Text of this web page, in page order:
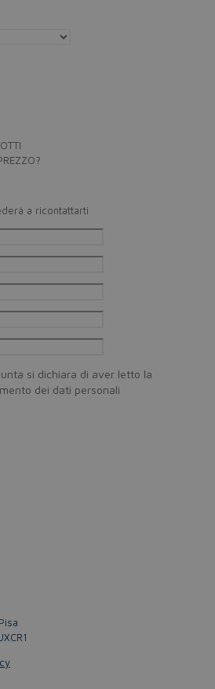
a ricontattarti
si dichiara di aver letto la
dei dati personali